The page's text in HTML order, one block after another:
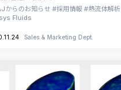
からのお知らせ 採用情報
熱流体解析
Fluids
Sales & Marketing Dept.